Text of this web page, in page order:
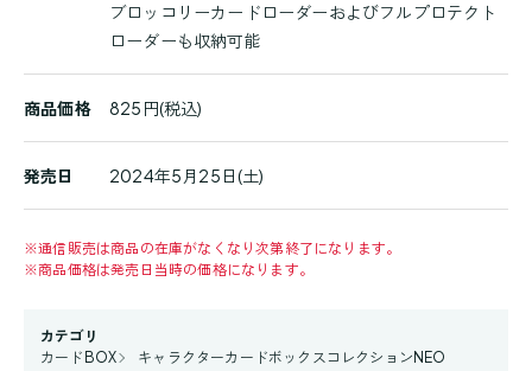
ブロッコリーカードローダーおよびフルプロテクト
ローダーも収納可能
商品価格 825円(税込)
発売日 2024年5月25日(土)
※通信販売は商品の在庫がなくなり次第終了になります。
※商品価格は発売日当時の価格になります。
カテゴリ
カードBOX
キャラクターカードボックスコレクションNEO